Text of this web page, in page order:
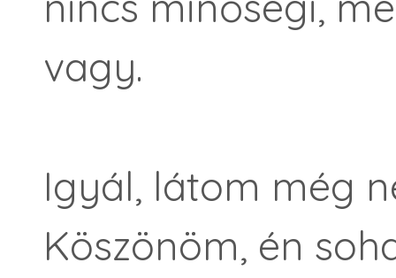
vagy.
Igyál, látom még
Köszönöm, én